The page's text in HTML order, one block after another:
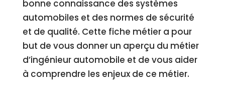
bonne connaissance des systèmes
automobiles et des normes de sécurité
et de qualité. Cette fiche métier a pour
but de vous donner un aperçu du métier
d’ingénieur automobile et de vous aider
à comprendre les enjeux de ce métier.